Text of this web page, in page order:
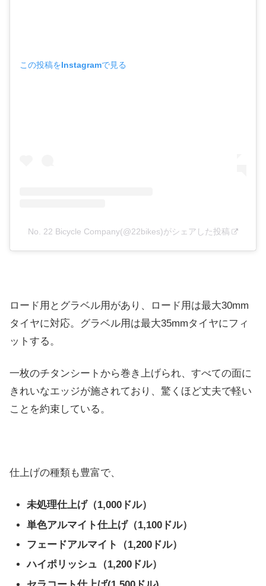
この投稿をInstagramで見る
No. 22 Bicycle Company(@22bikes)がシェアした投稿
ロード用とグラベル用があり、ロード用は最大30mm
タイヤに対応。グラベル用は最大35mmタイヤにフィ
ットする。
一枚のチタンシートから巻き上げられ、すべての面に
きれいなエッジが施されており、驚くほど丈夫で軽い
ことを約束している。
仕上げの種類も豊富で、
未処理仕上げ（1,000ドル）
単色アルマイト仕上げ（1,100ドル）
フェードアルマイト（1,200ドル）
ハイポリッシュ（1,200ドル）